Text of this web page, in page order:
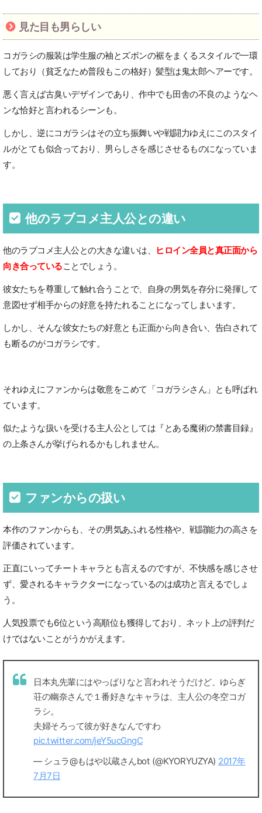
見た目も男らしい
コガラシの服装は学生服の袖とズボンの裾をまくるスタイルで一環
しており（貧乏なため普段もこの格好）髪型は鬼太郎ヘアーです。
悪く言えば古臭いデザインであり、作中でも田舎の不良のようなヘ
ンな恰好と言われるシーンも。
しかし、逆にコガラシはその立ち振舞いや戦闘力ゆえにこのスタイ
ルがとても似合っており、男らしさを感じさせるものになっていま
す。
他のラブコメ主人公との違い
他のラブコメ主人公との大きな違いは、
ヒロイン全員と真正面から
向き合っていることでしょう。
彼女たちを尊重して触れ合うことで、自身の男気を存分に発揮して
意図せず相手からの好意を持たれることになってしまいます。
しかし、そんな彼女たちの好意とも正面から向き合い、告白されて
も断るのがコガラシです。
それゆえにファンからは敬意をこめて「コガラシさん」とも呼ばれ
ています。
似たような扱いを受ける主人公としては『とある魔術の禁書目録』
の上条さんが挙げられるかもしれません。
ファンからの扱い
本作のファンからも、その男気あふれる性格や、戦闘能力の高さを
評価されています。
正直にいってチートキャラとも言えるのですが、不快感を感じさせ
ず、愛されるキャラクターになっているのは成功と言えるでしょ
う。
人気投票でも6位という高順位も獲得しており、ネット上の評判だ
けではないことがうかがえます。
日本丸先輩にはやっぱりなと言われそうだけど、ゆらぎ
荘の幽奈さんで１番好きなキャラは、主人公の冬空コガ
ラシ。
夫婦そろって彼が好きなんですわ
pic.twitter.com/jeY5ucGngC
— シュラ@もはや以蔵さんbot (@KYORYUZYA) 2017年
7月7日